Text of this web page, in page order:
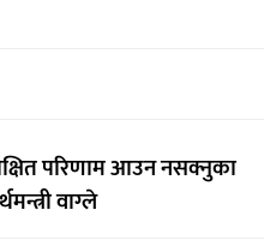
परिणाम आउन नसक्नुका
वाग्ले